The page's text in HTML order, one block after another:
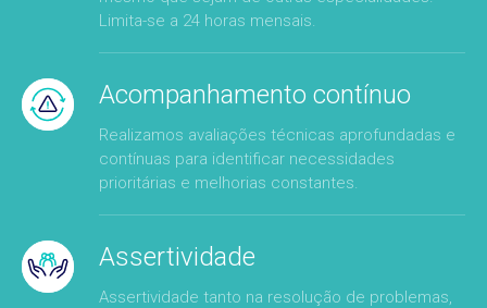
Limita-se a 24 horas mensais.
Acompanhamento contínuo
Realizamos avaliações técnicas aprofundadas e
contínuas para identificar necessidades
prioritárias e melhorias constantes.
Assertividade
Assertividade tanto na resolução de problemas,